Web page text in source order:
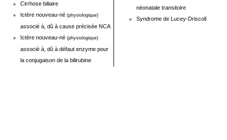
Cirrhose biliaire
Ictère nouveau-né (physiologique)
associé à, dû à cause précisée NCA
Ictère nouveau-né (physiologique)
associé à, dû à défaut enzyme pour
la conjugaison de la bilirubine
néonatale transitoire
Syndrome de Lucey-Driscoll